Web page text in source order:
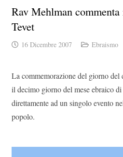
Rav Mehlman
Tevet
16 Dicembre 2007 Ebraismo
La commemorazione del giorno del
il decimo giorno del mese ebraico di
direttamente ad un singolo evento
popolo.